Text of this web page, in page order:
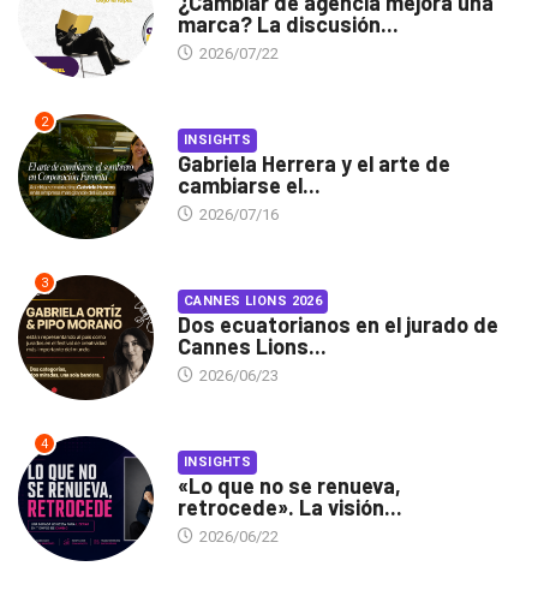
marca? La discusión...
2026/07/22
2
INSIGHTS
Gabriela Herrera y el arte de
cambiarse el...
2026/07/16
3
CANNES LIONS 2026
Dos ecuatorianos en el jurado de
Cannes Lions...
2026/06/23
4
INSIGHTS
«Lo que no se renueva,
retrocede». La visión...
2026/06/22